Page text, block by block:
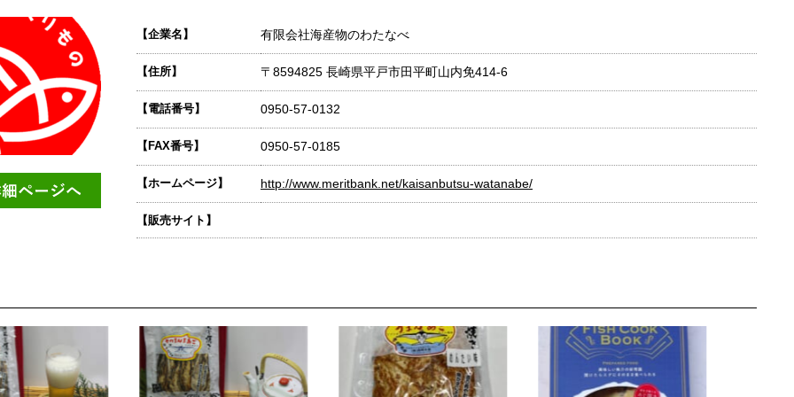
【企業名】 有限会社海産物のわたなべ
【住所】 〒8594825 長崎県平戸市田平町山内免414-6
【電話番号】 0950-57-0132
【FAX番号】 0950-57-0185
【ホームページ】 http://www.meritbank.net/kaisanbutsu-watanabe/
【販売サイト】